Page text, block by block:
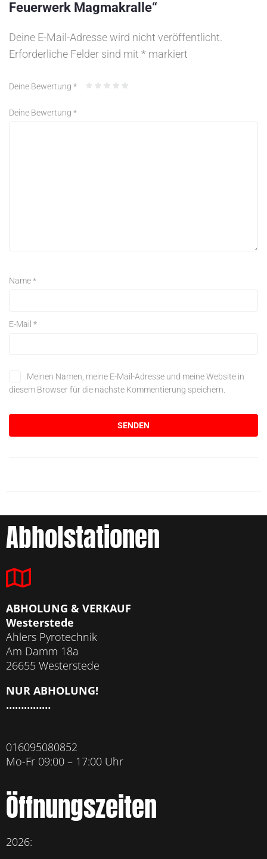
Feuerwerk Magmakralle“
Deine E-Mail-Adresse wird nicht veröffentlicht.
Erforderliche Felder sind mit * markiert
Deine Bewertung *
Deine Bewertung *
Name*
E-Mail *
Meinen Namen, meine E-Mail-Adresse und meine Website in
diesem Browser für die nächste Kommentierung speichern.
Abholstationen
ABHOLUNG & VERKAUF
Westerstede
Ahlers Pyrotechnik
Am Damm 18a
26655 Westerstede
NUR ABHOLUNG!
……………
016095080852
Mo-Fr 09:00 – 17:00 Uhr
Öffnungszeiten
2026: